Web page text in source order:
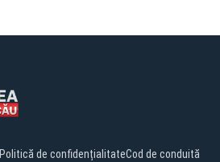
Politică de confidențialitateCod de conduită